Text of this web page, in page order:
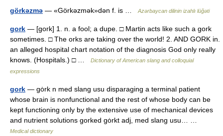
görkəzmə — «Görkəzmək»dən f. is … Azərbaycan dilinin izahlı lüğəti
gork — [gork] 1. n. a fool; a dupe. □ Martin acts like such a gork
sometimes. □ The orks are taking over the world! 2. AND GORK in.
an alleged hospital chart notation of the diagnosis God only really
knows. (Hospitals.) □ …
Dictionary of American slang and colloquial
expressions
gork — gȯrk n med slang usu disparaging a terminal patient
whose brain is nonfunctional and the rest of whose body can be
kept functioning only by the extensive use of mechanical devices
and nutrient solutions gorked gȯrkt adj, med slang usu… …
Medical dictionary